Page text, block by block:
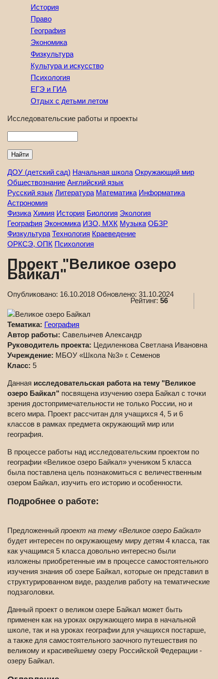
История
Право
География
Экономика
Физкультура
Культура и искусство
Психология
ЕГЭ и ГИА
Отдых с детьми летом
Исследовательские работы и проекты
ДОУ (детский сад) Начальная школа Окружающий мир
Обществознание Английский язык
Русский язык Литература Математика Информатика
Астрономия
Физика Химия История Биология Экология
География Экономика ИЗО, МХК Музыка ОБЗР
Физкультура Технология Краеведение
ОРКСЭ, ОПК Психология
Проект "Великое озеро
Байкал"
Опубликовано: 16.10.2018 Обновлено: 31.10.2024
Рейтинг: 56
Тематика: География
Автор работы: Савельичев Александр
Руководитель проекта: Цедиленкова Светлана Ивановна
Учреждение: МБОУ «Школа №3» г. Семенов
Класс: 5
Данная исследовательская работа на тему "Великое
озеро Байкал" посвящена изучению озера Байкал с точки
зрения достопримечательности не только России, но и
всего мира. Проект рассчитан для учащихся 4, 5 и 6
классов в рамках предмета окружающий мир или
география.
В процессе работы над исследовательским проектом по
географии «Великое озеро Байкал» учеником 5 класса
была поставлена цель познакомиться с величественным
озером Байкал, изучить его историю и особенности.
Подробнее о работе:
Предложенный проект на тему «Великое озеро Байкал»
будет интересен по окружающему миру детям 4 класса, так
как учащимся 5 класса довольно интересно были
изложены приобретенные им в процессе самостоятельного
изучения знания об озере Байкал, которые он представил в
структурированном виде, разделив работу на тематические
подзаголовки.
Данный проект о великом озере Байкал может быть
применен как на уроках окружающего мира в начальной
школе, так и на уроках географии для учащихся постарше,
а также для самостоятельного заочного путешествия по
великому и красивейшему озеру Российской Федерации -
озеру Байкал.